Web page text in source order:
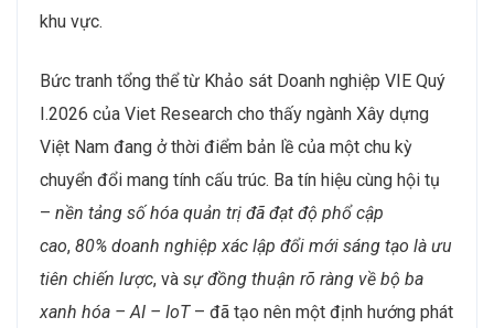
khu vực.
Bức tranh tổng thể từ Khảo sát Doanh nghiệp VIE Quý
I.2026 của Viet Research cho thấy ngành Xây dựng
Việt Nam đang ở thời điểm bản lề của một chu kỳ
chuyển đổi mang tính cấu trúc. Ba tín hiệu cùng hội tụ
– nền tảng số hóa quản trị đã đạt độ phổ cập
cao, 80% doanh nghiệp xác lập đổi mới sáng tạo là ưu
tiên chiến lược, và sự đồng thuận rõ ràng về bộ ba
xanh hóa – AI – IoT– đã tạo nên một định hướng phát